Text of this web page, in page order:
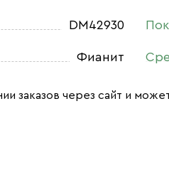
DM42930
Фианит
заказов через сайт и